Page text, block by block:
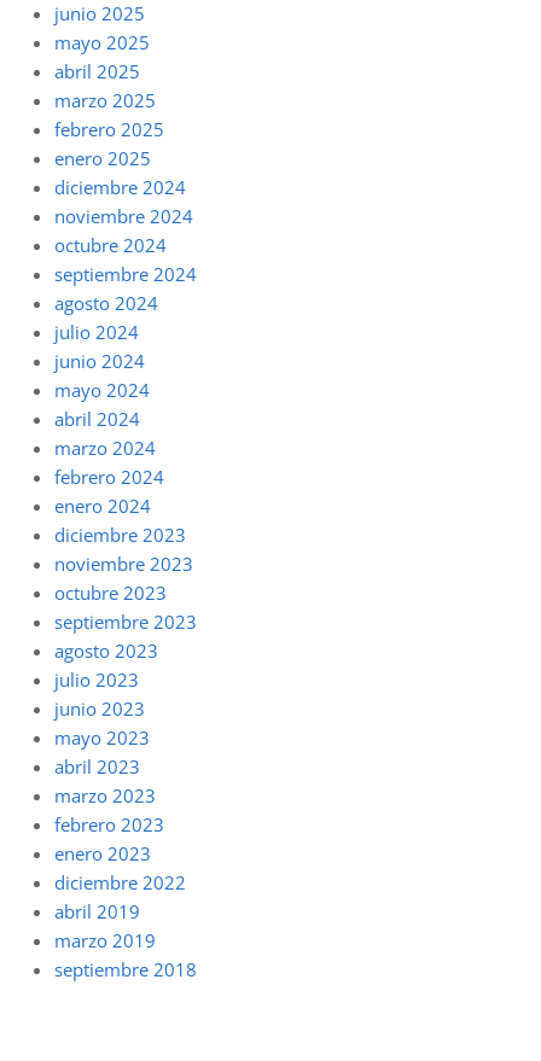
junio 2025
mayo 2025
abril 2025
marzo 2025
febrero 2025
enero 2025
diciembre 2024
noviembre 2024
octubre 2024
septiembre 2024
agosto 2024
julio 2024
junio 2024
mayo 2024
abril 2024
marzo 2024
febrero 2024
enero 2024
diciembre 2023
noviembre 2023
octubre 2023
septiembre 2023
agosto 2023
julio 2023
junio 2023
mayo 2023
abril 2023
marzo 2023
febrero 2023
enero 2023
diciembre 2022
abril 2019
marzo 2019
septiembre 2018